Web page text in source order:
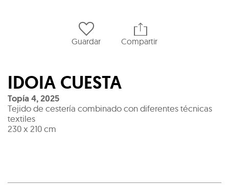
Guardar Compartir
IDOIA CUESTA
Topía 4,2025
Tejido de cestería combinado con diferentes técnicas
textiles
230 x 210 cm